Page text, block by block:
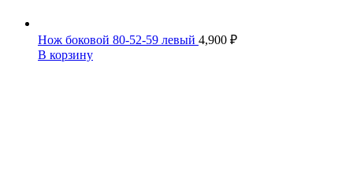
Нож боковой 80-52-59 левый 4,900 ₽
В корзину